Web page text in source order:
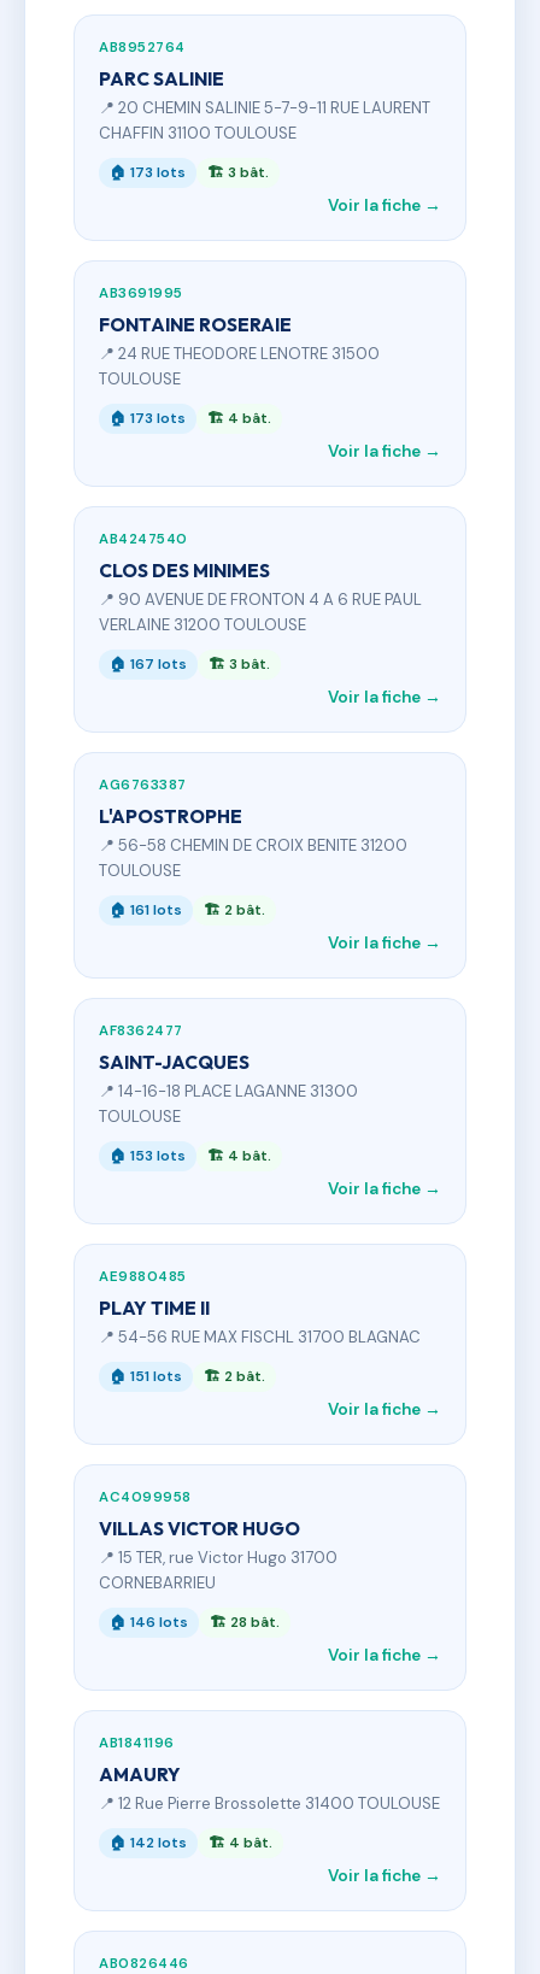
AB8952764
PARC SALINIE
📍 20 CHEMIN SALINIE 5-7-9-11 RUE LAURENT
CHAFFIN 31100 TOULOUSE
🏠 173 lots 🏗 3 bât.
Voir la fiche →
AB3691995
FONTAINE ROSERAIE
📍 24 RUE THEODORE LENOTRE 31500
TOULOUSE
🏠 173 lots 🏗 4 bât.
Voir la fiche →
AB4247540
CLOS DES MINIMES
📍 90 AVENUE DE FRONTON 4 A 6 RUE PAUL
VERLAINE 31200 TOULOUSE
🏠 167 lots 🏗 3 bât.
Voir la fiche →
AG6763387
L'APOSTROPHE
📍 56-58 CHEMIN DE CROIX BENITE 31200
TOULOUSE
🏠 161 lots 🏗 2 bât.
Voir la fiche →
AF8362477
SAINT-JACQUES
📍 14-16-18 PLACE LAGANNE 31300
TOULOUSE
🏠 153 lots 🏗 4 bât.
Voir la fiche →
AE9880485
PLAY TIME II
📍 54-56 RUE MAX FISCHL 31700 BLAGNAC
🏠 151 lots 🏗 2 bât.
Voir la fiche →
AC4099958
VILLAS VICTOR HUGO
📍 15 TER, rue Victor Hugo 31700
CORNEBARRIEU
🏠 146 lots 🏗 28 bât.
Voir la fiche →
AB1841196
AMAURY
📍 12 Rue Pierre Brossolette 31400 TOULOUSE
🏠 142 lots 🏗 4 bât.
Voir la fiche →
AB0826446